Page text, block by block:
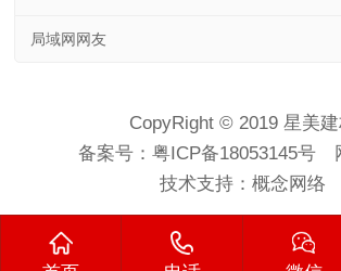
局域网网友
CopyRight © 2019 星美
备案号： 粤ICP备18053145号
技术支持：概念网络